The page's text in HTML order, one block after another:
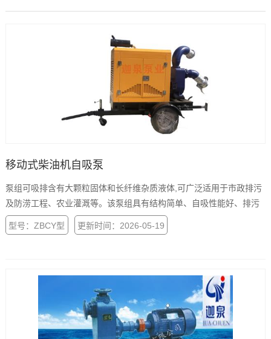
移动式柴油机自吸泵
泵组可吸排含有大颗粒固体和长纤维杂质液体,可广泛适用于市政排污
及防涝工程、农业灌溉等。该泵组具有结构简单、自吸性能好、排污
能力强、高效节能、使用维修方便、一体式或户外型可移动设计等特
点.
型号：ZBCY型 更新时间：2026-05-19